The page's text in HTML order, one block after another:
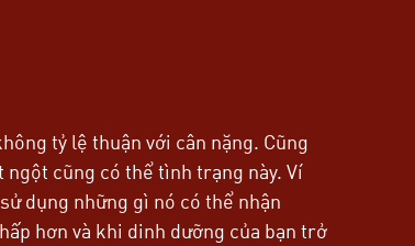
tỷ lệ thuận với cân nặng. Cũng
ngột cũng có thể tình trạng này. Ví
dụng những gì nó có thể nhận
hơn và khi dinh dưỡng của bạn trở